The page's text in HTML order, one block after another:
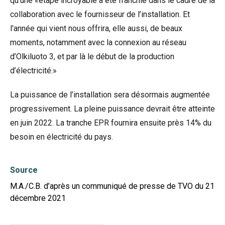
collaboration avec le fournisseur de l’installation. Et
l'année qui vient nous offrira, elle aussi, de beaux
moments, notamment avec la connexion au réseau
d’Olkiluoto 3, et par là le début de la production
d’électricité.»
La puissance de l’installation sera désormais augmentée
progressivement. La pleine puissance devrait être atteinte
en juin 2022. La tranche EPR fournira ensuite près 14% du
besoin en électricité du pays.
Source
M.A./C.B. d’après un communiqué de presse de TVO du 21
décembre 2021